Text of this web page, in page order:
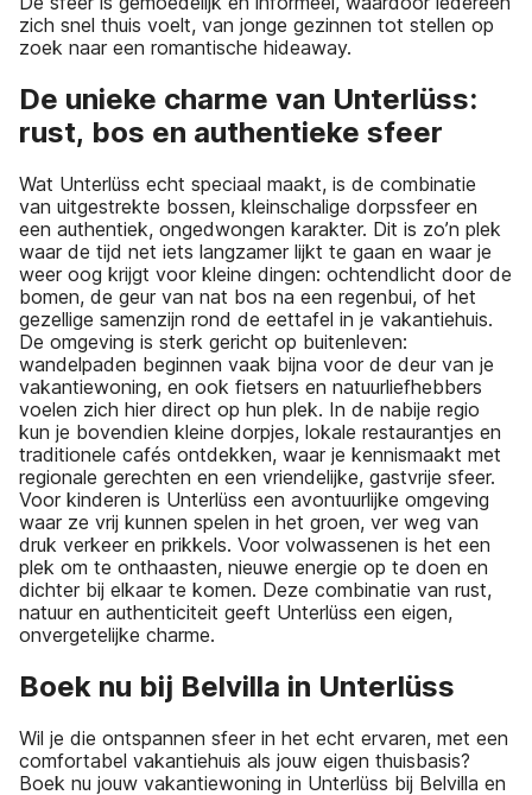
zich snel thuis voelt, van jonge gezinnen tot stellen op
zoek naar een romantische hideaway.
De unieke charme van Unterlüss:
rust, bos en authentieke sfeer
Wat Unterlüss echt speciaal maakt, is de combinatie
van uitgestrekte bossen, kleinschalige dorpssfeer en
een authentiek, ongedwongen karakter. Dit is zo’n plek
waar de tijd net iets langzamer lijkt te gaan en waar je
weer oog krijgt voor kleine dingen: ochtendlicht door de
bomen, de geur van nat bos na een regenbui, of het
gezellige samenzijn rond de eettafel in je vakantiehuis.
De omgeving is sterk gericht op buitenleven:
wandelpaden beginnen vaak bijna voor de deur van je
vakantiewoning, en ook fietsers en natuurliefhebbers
voelen zich hier direct op hun plek. In de nabije regio
kun je bovendien kleine dorpjes, lokale restaurantjes en
traditionele cafés ontdekken, waar je kennismaakt met
regionale gerechten en een vriendelijke, gastvrije sfeer.
Voor kinderen is Unterlüss een avontuurlijke omgeving
waar ze vrij kunnen spelen in het groen, ver weg van
druk verkeer en prikkels. Voor volwassenen is het een
plek om te onthaasten, nieuwe energie op te doen en
dichter bij elkaar te komen. Deze combinatie van rust,
natuur en authenticiteit geeft Unterlüss een eigen,
onvergetelijke charme.
Boek nu bij Belvilla in Unterlüss
Wil je die ontspannen sfeer in het echt ervaren, met een
comfortabel vakantiehuis als jouw eigen thuisbasis?
Boek nu jouw vakantiewoning in Unterlüss bij Belvilla en